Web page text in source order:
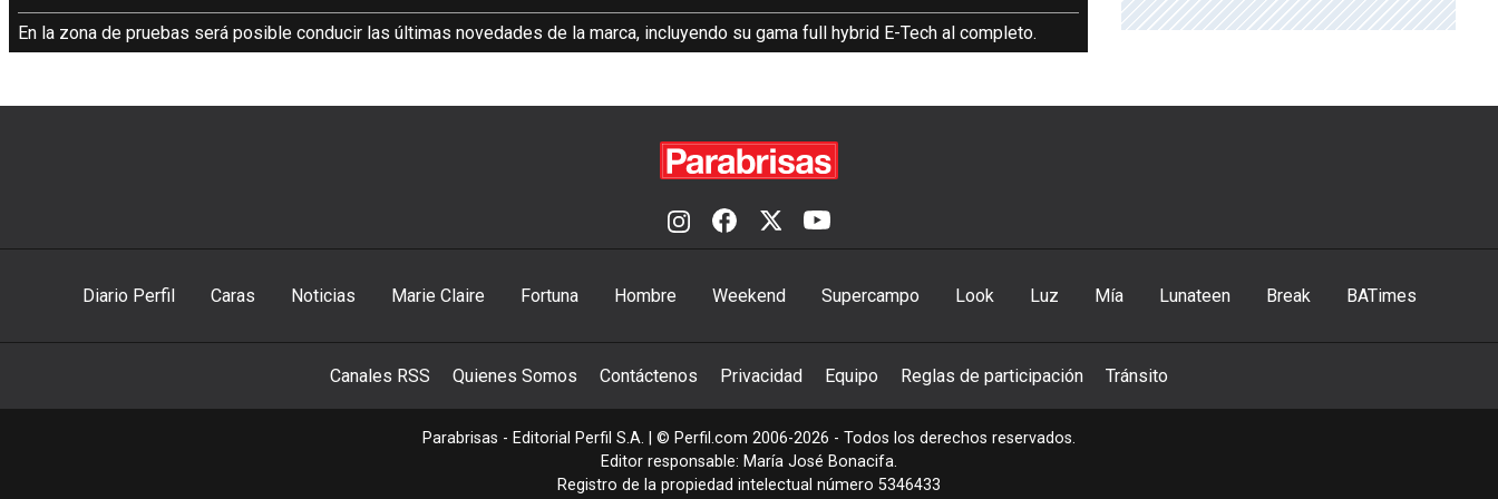
En la zona de pruebas será posible conducir las últimas novedades de la marca, incluyendo su gama full hybrid E-Tech al completo.
Diario Perfil Caras Noticias Marie Claire Fortuna Hombre Weekend Supercampo Look Luz Mía Lunateen Break BATimes
Canales RSS Quienes Somos Contáctenos Privacidad Equipo Reglas de participación Tránsito
Parabrisas - Editorial Perfil S.A. | © Perfil.com 2006-2026 - Todos los derechos reservados.
Editor responsable: María José Bonacifa.
Registro de la propiedad intelectual número 5346433